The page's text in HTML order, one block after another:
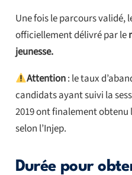
Une fois le parcours validé,
officiellement délivré par le
jeunesse.
Attention: le taux
candidats ayant suivi la
2019 ont finalement obtenu
selon l’Injep.
Durée pour